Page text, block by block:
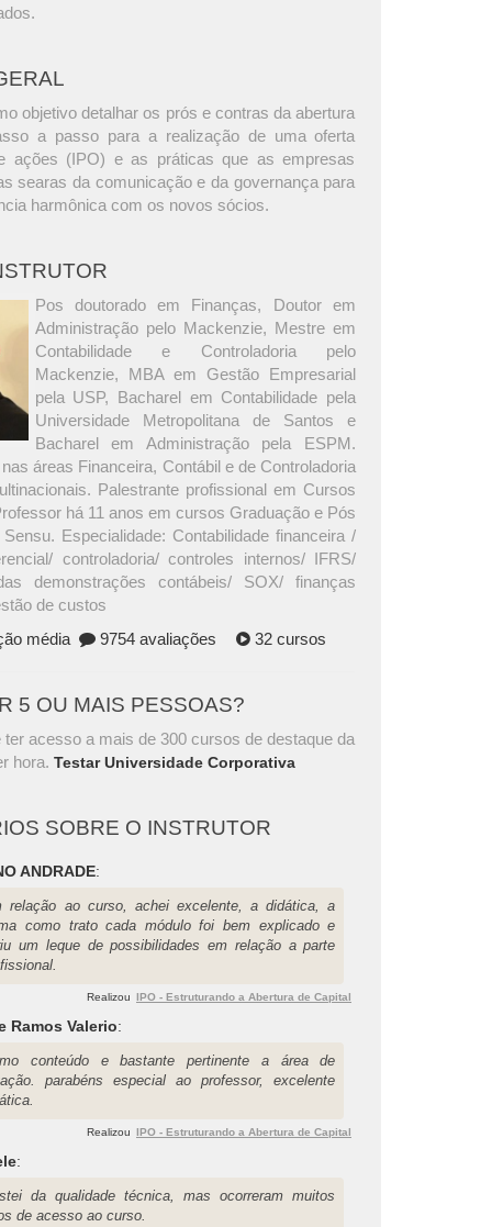
objetivo detalhar os prós e contras da abertura
a passo para a realização de uma oferta
ações (IPO) e as práticas que as empresas
searas da comunicação e da governança para
harmônica com os novos sócios.
Pos doutorado em Finanças, Doutor em
Administração pelo Mackenzie, Mestre em
Contabilidade e Controladoria pelo
Mackenzie, MBA em Gestão Empresarial
pela USP, Bacharel em Contabilidade pela
Universidade Metropolitana de Santos e
Bacharel em Administração pela ESPM.
áreas Financeira, Contábil e de Controladoria
Palestrante profissional em Cursos
há 11 anos em cursos Graduação e Pós
Especialidade: Contabilidade financeira /
controladoria/ controles internos/ IFRS/
demonstrações contábeis/ SOX/ finanças
de custos
média
9754 avaliações 32 cursos
5 OU MAIS PESSOAS?
ter acesso a mais de 300 cursos de destaque da
hora.Testar Universidade Corporativa
SOBRE O INSTRUTOR
ANDRADE:
relação ao curso, achei excelente, a didática, a
como trato cada módulo foi bem explicado e
um leque de possibilidades em relação a parte
Realizou IPO - Estruturando a Abertura de Capital
Ramos Valerio:
conteúdo e bastante pertinente a área de
parabéns especial ao professor, excelente
Realizou IPO - Estruturando a Abertura de Capital
:
da qualidade técnica, mas ocorreram muitos
de acesso ao curso.